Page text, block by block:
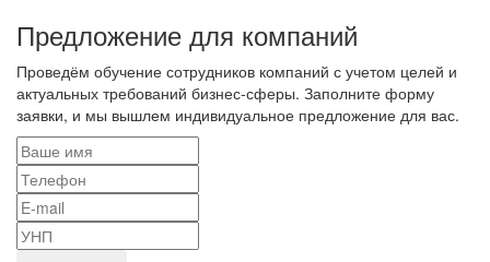
Предложение для компаний
Проведём обучение сотрудников компаний с учетом целей и
актуальных требований бизнес-сферы. Заполните форму
заявки, и мы вышлем индивидуальное предложение для вас.